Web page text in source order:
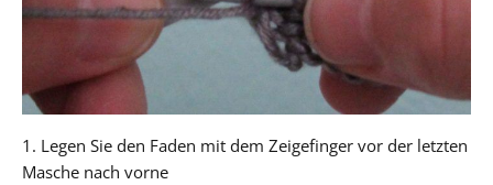
1. Legen Sie den Faden mit dem Zeigefinger vor der letzten
Masche nach vorne